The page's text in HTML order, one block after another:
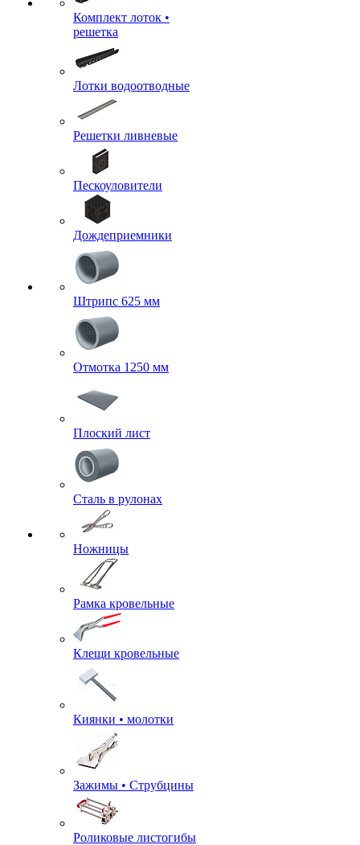
Комплект лоток •
решетка
Лотки водоотводные
Решетки ливневые
Пескоуловители
Дождеприемники
Штрипс 625 мм
Отмотка 1250 мм
Плоский лист
Сталь в рулонах
Ножницы
Рамка кровельные
Клещи кровельные
Киянки • молотки
Зажимы • Струбцины
Роликовые листогибы